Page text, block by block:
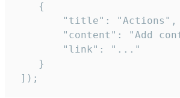
    {
        "title": "Actions",
"content": "Add
        "link": "..."
    }
]);